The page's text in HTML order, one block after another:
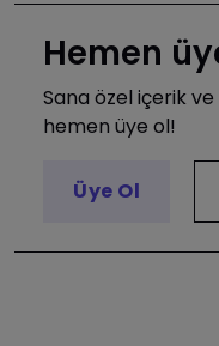
Hemen
Sana özel içerik
hemen üye ol!
Üye Ol